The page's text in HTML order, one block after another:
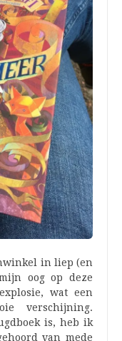
in liep (en
oog op deze
wat een
verschijning.
is, heb ik
van mede